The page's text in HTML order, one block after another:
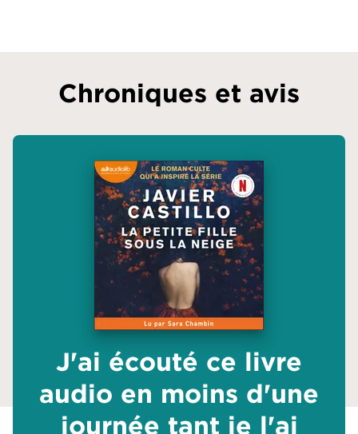
Chroniques et avis
J'ai écouté ce livre
audio en moins d'une
journée tant je l'ai
add
J'ai écouté ce livre
audio en moins d'une
journée tant je l'ai